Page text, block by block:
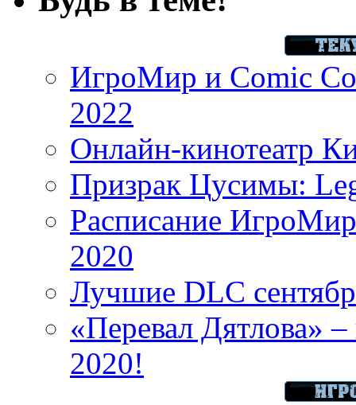
ИгроМир и Comic
2022
Онлайн-кинотеатр
Призрак Цусимы:
Расписание
2020
Лучшие DLC
«Перевал Дятлова»
2020!